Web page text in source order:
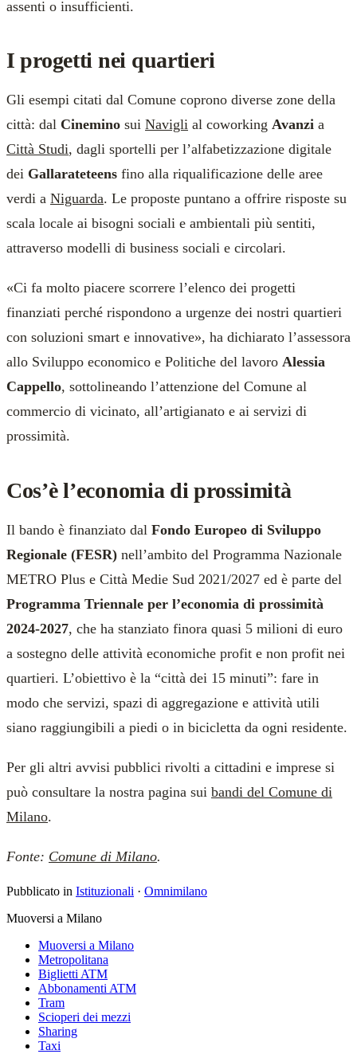
assenti o insufficienti.
I progetti nei quartieri
Gli esempi citati dal Comune coprono diverse zone della
città: dal Cinemino sui Navigli al coworking Avanzi a
Città Studi, dagli sportelli per l’alfabetizzazione digitale
dei Gallarateteens fino alla riqualificazione delle aree
verdi a Niguarda. Le proposte puntano a offrire risposte su
scala locale ai bisogni sociali e ambientali più sentiti,
attraverso modelli di business sociali e circolari.
«Ci fa molto piacere scorrere l’elenco dei progetti
finanziati perché rispondono a urgenze dei nostri quartieri
con soluzioni smart e innovative», ha dichiarato l’assessora
allo Sviluppo economico e Politiche del lavoro Alessia
Cappello, sottolineando l’attenzione del Comune al
commercio di vicinato, all’artigianato e ai servizi di
prossimità.
Cos’è l’economia di prossimità
Il bando è finanziato dal Fondo Europeo di Sviluppo
Regionale (FESR) nell’ambito del Programma Nazionale
METRO Plus e Città Medie Sud 2021/2027 ed è parte del
Programma Triennale per l’economia di prossimità
2024-2027, che ha stanziato finora quasi 5 milioni di euro
a sostegno delle attività economiche profit e non profit nei
quartieri. L’obiettivo è la “città dei 15 minuti”: fare in
modo che servizi, spazi di aggregazione e attività utili
siano raggiungibili a piedi o in bicicletta da ogni residente.
Per gli altri avvisi pubblici rivolti a cittadini e imprese si
può consultare la nostra pagina sui bandi del Comune di
Milano.
Fonte: Comune di Milano.
Pubblicato in Istituzionali · Omnimilano
Muoversi a Milano
Muoversi a Milano
Metropolitana
Biglietti ATM
Abbonamenti ATM
Tram
Scioperi dei mezzi
Sharing
Taxi